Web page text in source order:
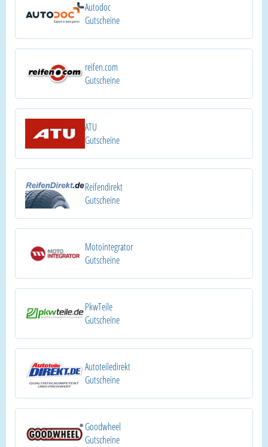
Autodoc
Gutscheine
reifen.com
Gutscheine
ATU
Gutscheine
Reifendirekt
Gutscheine
Motointegrator
Gutscheine
PkwTeile
Gutscheine
Autoteiledirekt
Gutscheine
Goodwheel
Gutscheine